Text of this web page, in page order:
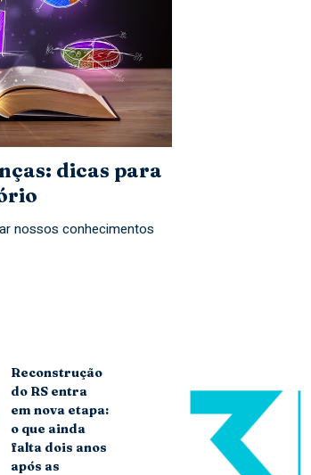
dicas para
nossos conhecimentos
Reconstrução
do RS entra
em nova etapa:
o que ainda
falta dois anos
após as